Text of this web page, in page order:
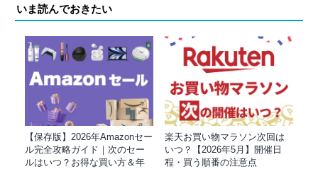
いま読んでおきたい
【保存版】2026年Amazonセー
ル完全攻略ガイド｜次のセー
ルはいつ？お得な買い方＆年
楽天お買い物マラソン次回は
いつ？【2026年5月】開催日
程・買う順番の注意点